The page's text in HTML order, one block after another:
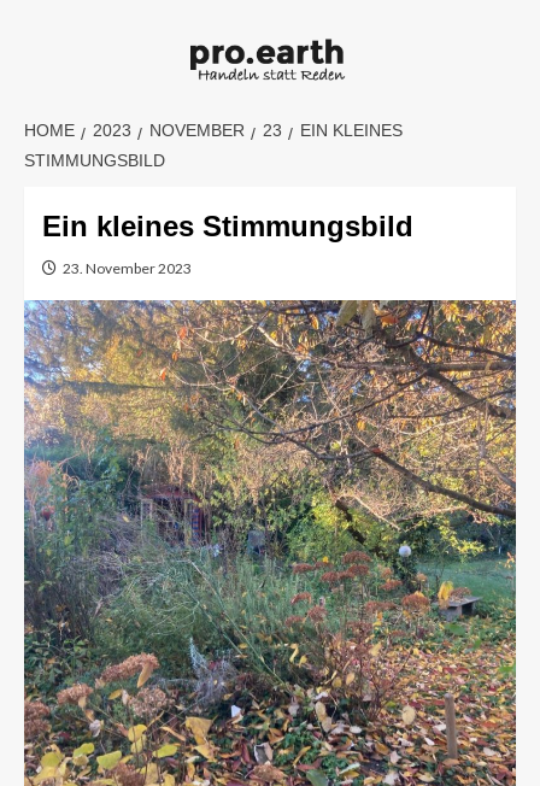
HOME 2023 NOVEMBER 23
EIN KLEINES
STIMMUNGSBILD
Ein kleines Stimmungsbild
23. November 2023